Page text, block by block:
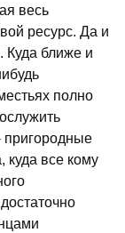
весь
ресурс. Да и
Куда ближе и
полно
пригородные
куда все кому